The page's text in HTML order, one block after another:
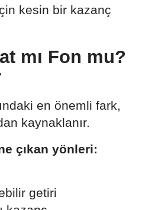
kesin bir kazanç
mı Fon mu?
en önemli fark,
kaynaklanır.
çıkan yönleri:
getiri